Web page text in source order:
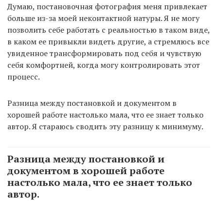
Думаю, постановочная фотография меня привлекает
больше из-за моей неконтактной натуры. Я не могу
позволить себе работать с реальностью в таком виде,
в каком ее привыкли видеть другие, а стремлюсь все
увиденное трансформировать под себя и чувствую
себя комфортней, когда могу контролировать этот
процесс.
Разница между постановкой и документом в
хорошей работе настолько мала, что ее знает только
автор. Я стараюсь сводить эту разницу к минимуму.
Разница между постановкой и
документом в хорошей работе
настолько мала, что ее знает только
автор.